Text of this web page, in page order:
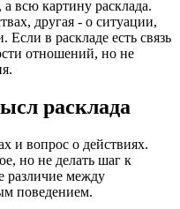
всю картину расклада.
другая - о ситуации,
в раскладе есть связь
отношений, но не
расклада
и вопрос о действиях.
но не делать шаг к
различие между
поведением.